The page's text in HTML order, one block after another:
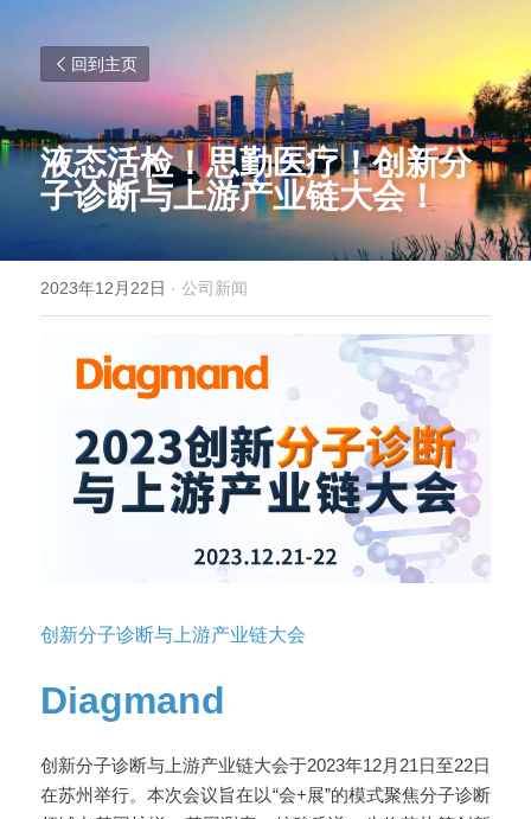
回到主页
液态活检！思勤医疗！创新分
子诊断与上游产业链大会！
2023年12月22日 · 公司新闻
创新分子诊断与上游产业链大会
Diagmand
创新分子诊断与上游产业链大会于2023年12月21日至22日
在苏州举行。本次会议旨在以“会+展”的模式聚焦分子诊断